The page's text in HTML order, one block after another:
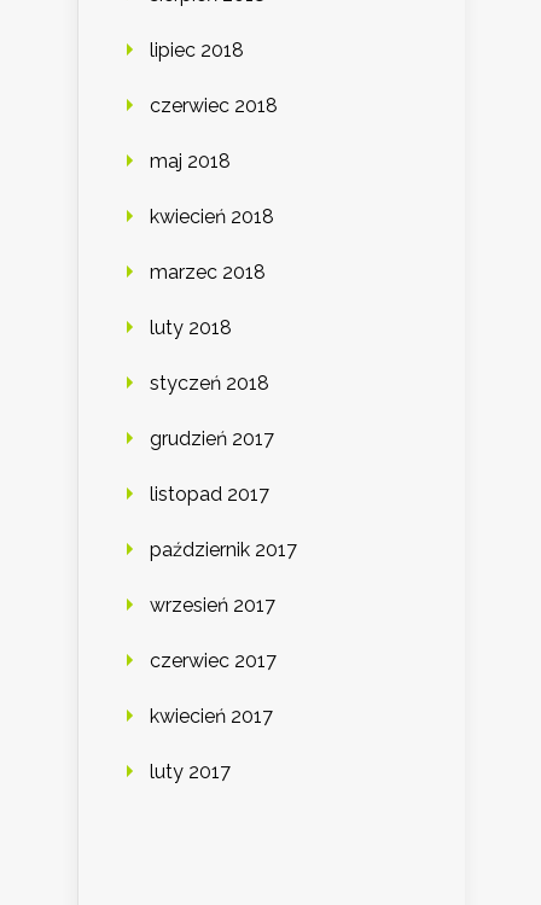
lipiec 2018
czerwiec 2018
maj 2018
kwiecień 2018
marzec 2018
luty 2018
styczeń 2018
grudzień 2017
listopad 2017
październik 2017
wrzesień 2017
czerwiec 2017
kwiecień 2017
luty 2017